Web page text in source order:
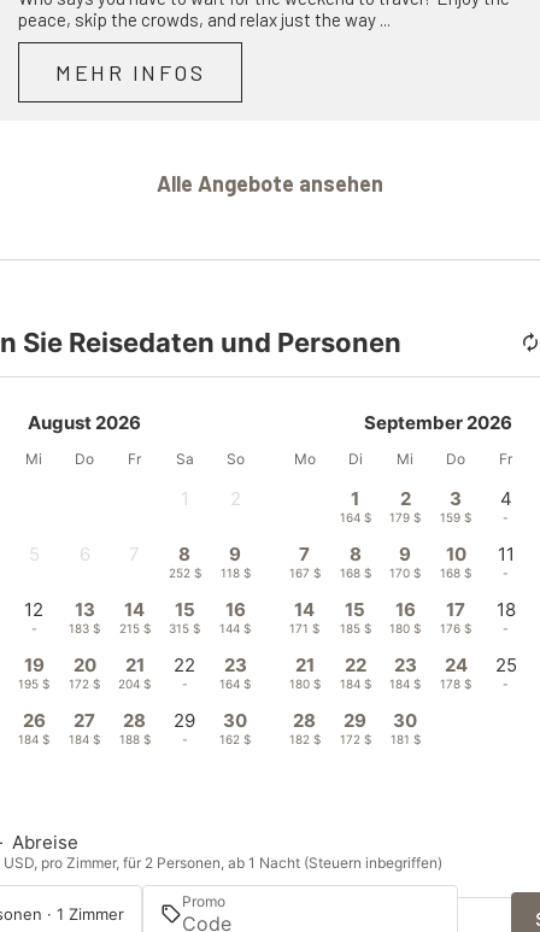
peace, skip the crowds, and relax just the way ...
MEHR INFOS
Alle Angebote ansehen
Sie Reisedaten und Personen
August 2026
Mi Do Fr Sa So
1 2
5 6 7 8
252 $
9
118 $
12
-
13
183 $
14
215 $
15
315 $
16
144 $
19
195 $
20
172 $
21
204 $
22
-
23
164 $
26
184 $
27
184 $
28
188 $
29
-
30
162 $
September 2026
Mo Di Mi Do Fr
1
164 $
2
179 $
3
159 $
4
-
7
167 $
8
168 $
9
170 $
10
168 $
11
-
14
171 $
15
185 $
16
180 $
17
176 $
18
-
21
180 $
22
184 $
23
184 $
24
178 $
25
-
28
182 $
29
172 $
30
181 $
Abreise
pro Zimmer, für 2 Personen, ab 1 Nacht (Steuern inbegriffen)
· 1 Zimmer
Promo